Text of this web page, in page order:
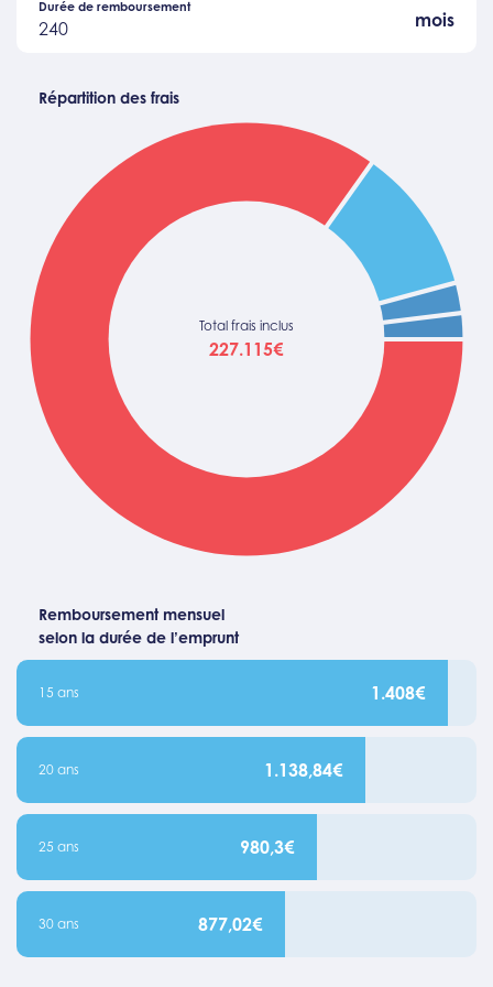
240
Durée de remboursement
mois
Répartition des frais
Total frais inclus
227.115€
Remboursement mensuel
selon la durée de l’emprunt
15 ans 1.408€
20 ans 1.138,84€
25 ans 980,3€
30 ans 877,02€